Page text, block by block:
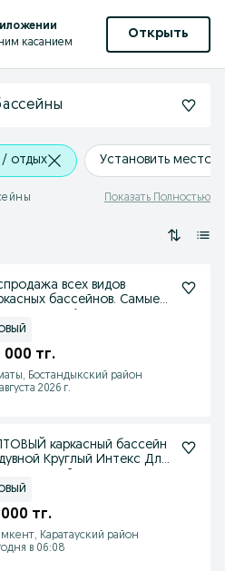
касанием
Открыть
отдых Установить
Показать Полностью
всех видов
бассейнов. Самые
000 тг.
Бостандыкский район
2026 г.
каркасный бассейн
Круглый Интекс Для
000 тг.
Каратауский район
в 06:08